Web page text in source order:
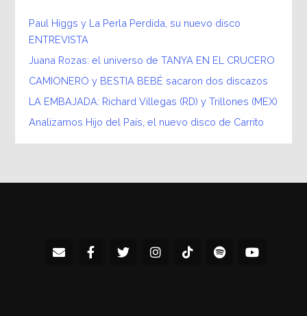
Paul Higgs y La Perla Perdida, su nuevo disco
ENTREVISTA
Juana Rozas: el universo de TANYA EN EL CRUCERO
CAMIONERO y BESTIA BEBÉ sacaron dos discazos
LA EMBAJADA: Richard Villegas (RD) y Trillones (MEX)
Analizamos Hijo del País, el nuevo disco de Carrito